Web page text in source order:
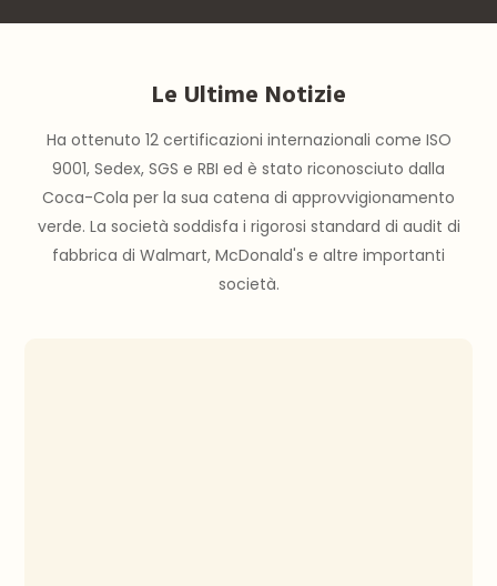
Le Ultime Notizie
Ha ottenuto 12 certificazioni internazionali come ISO
9001, Sedex, SGS e RBI ed è stato riconosciuto dalla
Coca-Cola per la sua catena di approvvigionamento
verde. La società soddisfa i rigorosi standard di audit di
fabbrica di Walmart, McDonald's e altre importanti
società.